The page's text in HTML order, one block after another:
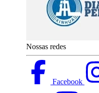
Nossas redes
Facebook